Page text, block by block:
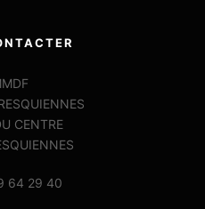
CENTRE
64 29 40